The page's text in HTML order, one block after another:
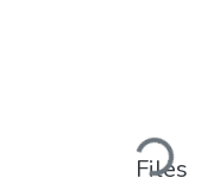
Loading...
Files